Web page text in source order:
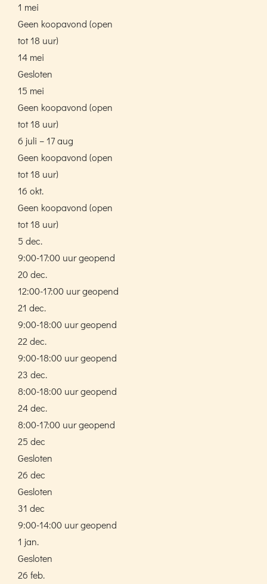
1 mei
Geen koopavond (open
tot 18 uur)
14 mei
Gesloten
15 mei
Geen koopavond (open
tot 18 uur)
6 juli – 17 aug
Geen koopavond (open
tot 18 uur)
16 okt.
Geen koopavond (open
tot 18 uur)
5 dec.
9:00-17:00 uur geopend
20 dec.
12:00-17:00 uur geopend
21 dec.
9:00-18:00 uur geopend
22 dec.
9:00-18:00 uur geopend
23 dec.
8:00-18:00 uur geopend
24 dec.
8:00-17:00 uur geopend
25 dec
Gesloten
26 dec
Gesloten
31 dec
9:00-14:00 uur geopend
1 jan.
Gesloten
26 feb.